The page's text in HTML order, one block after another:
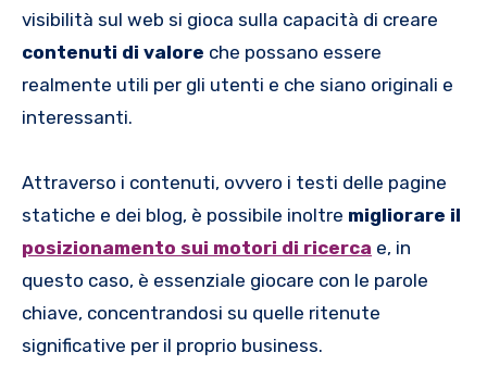
visibilità sul web si gioca sulla capacità di creare
contenuti di valore che possano essere
realmente utili per gli utenti e che siano originali e
interessanti.
Attraverso i contenuti, ovvero i testi delle pagine
statiche e dei blog, è possibile inoltre migliorare il
posizionamento sui motori di ricerca e, in
questo caso, è essenziale giocare con le parole
chiave, concentrandosi su quelle ritenute
significative per il proprio business.